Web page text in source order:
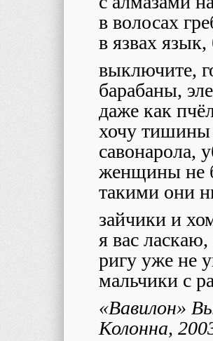
в волосах
в язвах
выключите,
барабаны,
даже как
хочу тишины
савонарола,
женщины не
такими они
зайчики и
я вас
ригу уже не
мальчики с
«Вавилон»
Колонна,